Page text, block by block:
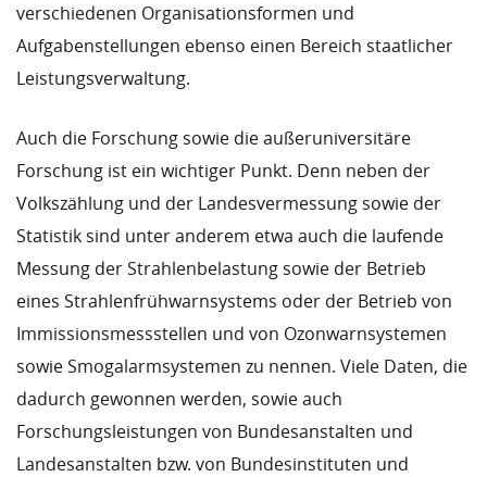
verschiedenen Organisationsformen und
Aufgabenstellungen ebenso einen Bereich staatlicher
Leistungsverwaltung.
Auch die Forschung sowie die außeruniversitäre
Forschung ist ein wichtiger Punkt. Denn neben der
Volkszählung und der Landesvermessung sowie der
Statistik sind unter anderem etwa auch die laufende
Messung der Strahlenbelastung sowie der Betrieb
eines Strahlenfrühwarnsystems oder der Betrieb von
Immissionsmessstellen und von Ozonwarnsystemen
sowie Smogalarmsystemen zu nennen. Viele Daten, die
dadurch gewonnen werden, sowie auch
Forschungsleistungen von Bundesanstalten und
Landesanstalten bzw. von Bundesinstituten und